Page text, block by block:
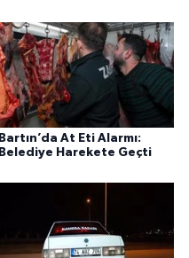
Bartın’da At Eti Alarmı:
Belediye Harekete Geçti